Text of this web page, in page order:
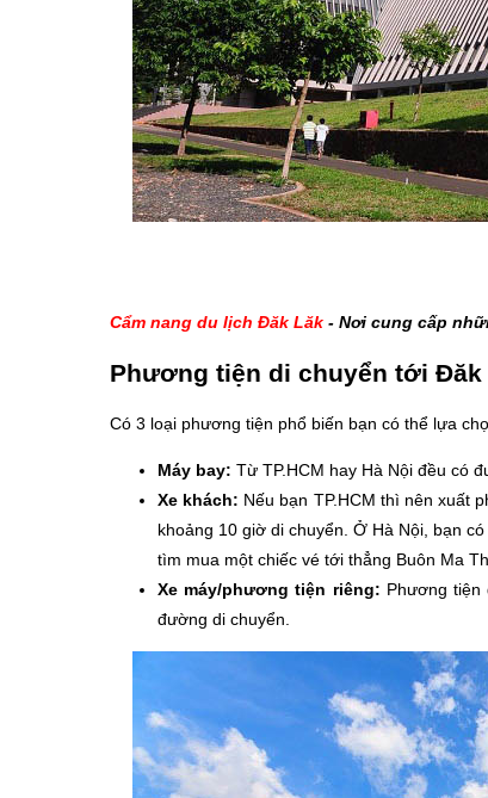
Cẩm nang du lịch Đăk Lăk - Nơi cung cấp
Phương tiện di chuyển tới Đăk
Có 3 loại phương tiện phổ biến bạn có thể lựa
Máy bay: Từ TP.HCM hay Hà Nội đều có
Xe khách: Nếu bạn TP.HCM thì nên xuất
khoảng 10 giờ di chuyển. Ở Hà Nội, bạn
tìm mua một chiếc vé tới thẳng Buôn Ma
Xe máy/phương tiện riêng: Phương tiện
đường di chuyển.